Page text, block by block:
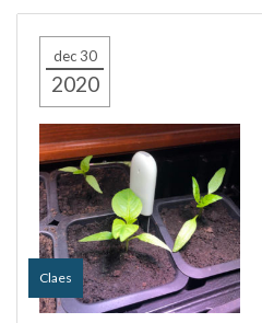
dec 30
2020
Claes